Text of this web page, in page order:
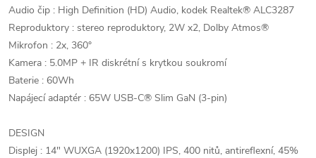
Audio čip : High Definition (HD) Audio, kodek Realtek® ALC3287
Reproduktory : stereo reproduktory, 2W x2, Dolby Atmos®
Mikrofon : 2x, 360°
Kamera : 5.0MP + IR diskrétní s krytkou soukromí
Baterie : 60Wh
Napájecí adaptér : 65W USB-C® Slim GaN (3-pin)
DESIGN
Displej : 14" WUXGA (1920x1200) IPS, 400 nitů, antireflexní, 45%